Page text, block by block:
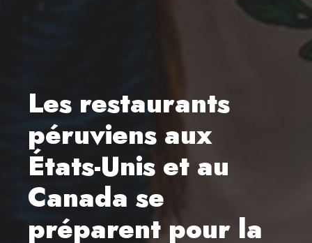
Les restaurants
péruviens aux
États-Unis et au
Canada se
préparent pour la